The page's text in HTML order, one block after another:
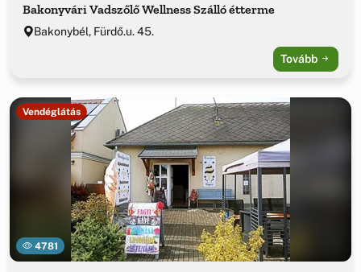
Bakonyvári Vadszőlő Wellness Szálló étterme
Bakonybél, Fürdő.u. 45.
Tovább
4781
Vendéglátás